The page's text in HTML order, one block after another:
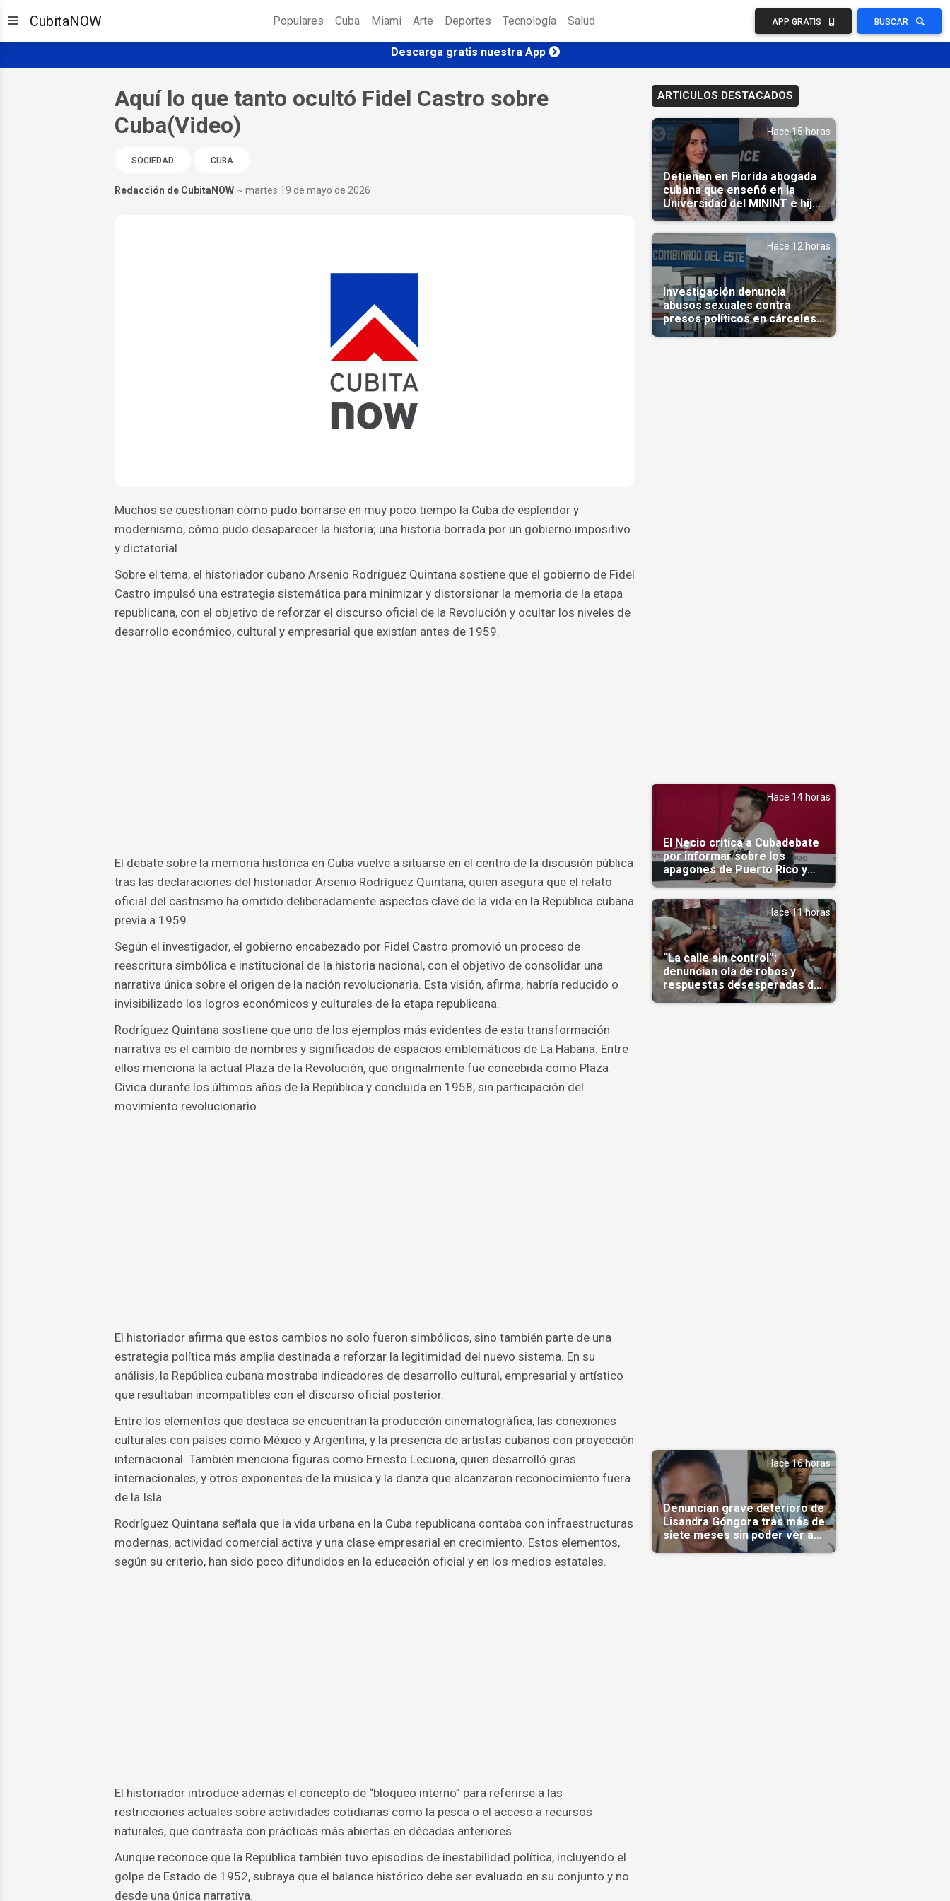
CubitaNOW Populares Cuba Miami Arte Deportes Tecnología Salud APP GRATIS BUSCAR
Descarga gratis nuestra App
Aquí lo que tanto ocultó Fidel Castro sobre
Cuba(Video)
SOCIEDAD CUBA
Redacción de CubitaNOW ~ martes 19 de mayo de 2026
Muchos se cuestionan cómo pudo borrarse en muy poco tiempo la Cuba de esplendor y
modernismo, cómo pudo desaparecer la historia; una historia borrada por un gobierno impositivo
y dictatorial.
Sobre el tema, el historiador cubano Arsenio Rodríguez Quintana sostiene que el gobierno de Fidel
Castro impulsó una estrategia sistemática para minimizar y distorsionar la memoria de la etapa
republicana, con el objetivo de reforzar el discurso oficial de la Revolución y ocultar los niveles de
desarrollo económico, cultural y empresarial que existían antes de 1959.
El debate sobre la memoria histórica en Cuba vuelve a situarse en el centro de la discusión pública
tras las declaraciones del historiador Arsenio Rodríguez Quintana, quien asegura que el relato
oficial del castrismo ha omitido deliberadamente aspectos clave de la vida en la República cubana
previa a 1959.
Según el investigador, el gobierno encabezado por Fidel Castro promovió un proceso de
reescritura simbólica e institucional de la historia nacional, con el objetivo de consolidar una
narrativa única sobre el origen de la nación revolucionaria. Esta visión, afirma, habría reducido o
invisibilizado los logros económicos y culturales de la etapa republicana.
Rodríguez Quintana sostiene que uno de los ejemplos más evidentes de esta transformación
narrativa es el cambio de nombres y significados de espacios emblemáticos de La Habana. Entre
ellos menciona la actual Plaza de la Revolución, que originalmente fue concebida como Plaza
Cívica durante los últimos años de la República y concluida en 1958, sin participación del
movimiento revolucionario.
El historiador afirma que estos cambios no solo fueron simbólicos, sino también parte de una
estrategia política más amplia destinada a reforzar la legitimidad del nuevo sistema. En su
análisis, la República cubana mostraba indicadores de desarrollo cultural, empresarial y artístico
que resultaban incompatibles con el discurso oficial posterior.
Entre los elementos que destaca se encuentran la producción cinematográfica, las conexiones
culturales con países como México y Argentina, y la presencia de artistas cubanos con proyección
internacional. También menciona figuras como Ernesto Lecuona, quien desarrolló giras
internacionales, y otros exponentes de la música y la danza que alcanzaron reconocimiento fuera
de la Isla.
Rodríguez Quintana señala que la vida urbana en la Cuba republicana contaba con infraestructuras
modernas, actividad comercial activa y una clase empresarial en crecimiento. Estos elementos,
según su criterio, han sido poco difundidos en la educación oficial y en los medios estatales.
El historiador introduce además el concepto de “bloqueo interno” para referirse a las
restricciones actuales sobre actividades cotidianas como la pesca o el acceso a recursos
naturales, que contrasta con prácticas más abiertas en décadas anteriores.
Aunque reconoce que la República también tuvo episodios de inestabilidad política, incluyendo el
golpe de Estado de 1952, subraya que el balance histórico debe ser evaluado en su conjunto y no
desde una única narrativa.
ARTICULOS DESTACADOS
Hace 15 horas
Detienen en Florida abogada
cubana que enseñó en la
Universidad del MININT e hija
de diplomático cubano
Hace 12 horas
Investigación denuncia
abusos sexuales contra
presos políticos en cárceles
cubanas
Hace 14 horas
El Necio critica a Cubadebate
por informar sobre los
apagones de Puerto Rico y
silenciar la crisis en Cuba
Hace 11 horas
“La calle sin control”:
denuncian ola de robos y
respuestas desesperadas de
vecinos en Cuba(Video)
Hace 16 horas
Denuncian grave deterioro de
Lisandra Góngora tras más de
siete meses sin poder ver a
sus hijos